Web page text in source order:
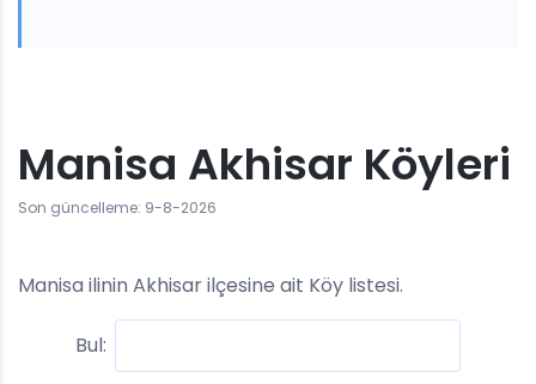
Manisa Akhisar Köyleri
Son güncelleme: 9-8-2026
Manisa ilinin Akhisar ilçesine ait Köy listesi.
Bul: